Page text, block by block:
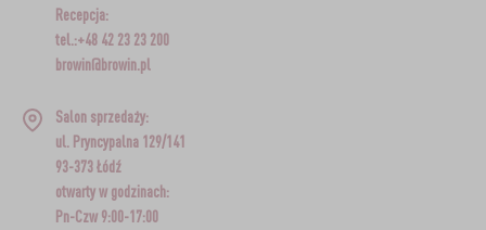
Recepcja:
tel.:+48 42 23 23 200
browin@browin.pl
Salon sprzedaży:
ul. Pryncypalna 129/141
93-373 Łódź
otwarty w godzinach:
Pn-Czw 9:00-17:00